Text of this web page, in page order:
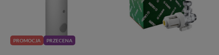
PROMOCJA PRZECENA